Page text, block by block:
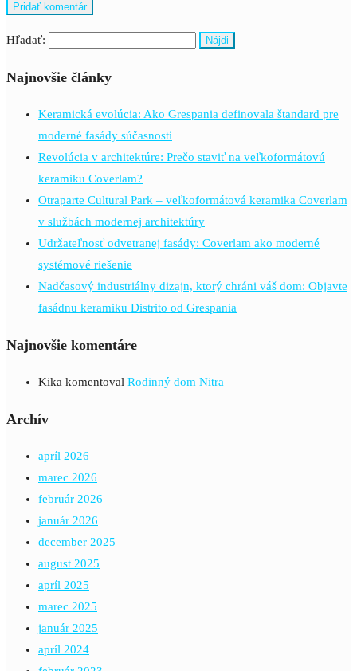
Hľadať:
Najnovšie články
Keramická evolúcia: Ako Grespania definovala štandard pre
moderné fasády súčasnosti
Revolúcia v architektúre: Prečo staviť na veľkoformátovú
keramiku Coverlam?
Otraparte Cultural Park – veľkoformátová keramika Coverlam
v službách modernej architektúry
Udržateľnosť odvetranej fasády: Coverlam ako moderné
systémové riešenie
Nadčasový industriálny dizajn, ktorý chráni váš dom: Objavte
fasádnu keramiku Distrito od Grespania
Najnovšie komentáre
Kika komentoval Rodinný dom Nitra
Archív
apríl 2026
marec 2026
február 2026
január 2026
december 2025
august 2025
apríl 2025
marec 2025
január 2025
apríl 2024